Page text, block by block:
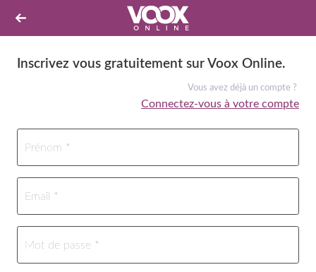
Inscrivez vous gratuitement sur Voox Online.
Vous avez déjà un compte ?
Connectez-vous à votre compte
Prénom *
Email *
Mot de passe *